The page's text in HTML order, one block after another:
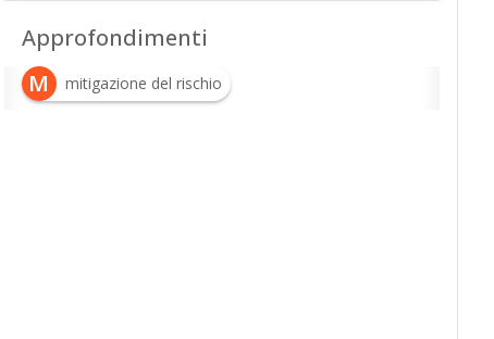
Approfondimenti
M
mitigazione del rischio